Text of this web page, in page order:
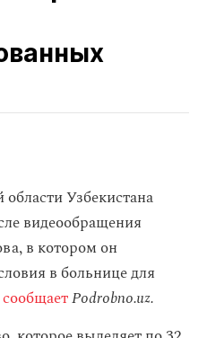
Узбекистана
видеообращения
в котором он
в больнице для
сообщаетPodrobno.uz.